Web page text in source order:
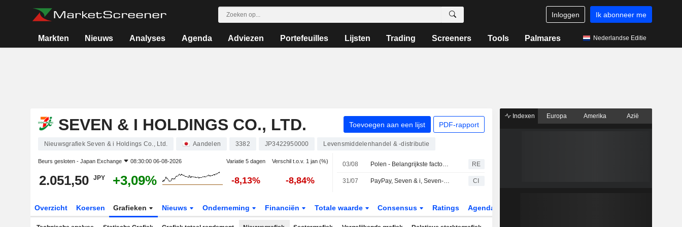
Inloggen Ik abonneer me
Markten Nieuws Analyses Agenda Adviezen Portefeuilles Lijsten Trading Screeners Tools Palmares Nederlandse Editie
SEVEN & I HOLDINGS CO., LTD. Toevoegen aan een lijst PDF-rapport
Nieuwsgrafiek Seven & i Holdings Co., Ltd. Aandelen 3382 JP3422950000 Levensmiddelenhandel & -distributie
Beurs gesloten - Japan Exchange 08:30:00 06-08-2026 Variatie 5 dagen Verschil t.o.v. 1 jan (%)
2.051,50 JPY +3,09% -8,13% -8,84%
03/08 Polen - Belangrijkste factoren om op te letten op 3 augustus RE
31/07 PayPay, Seven & i, Seven-Eleven Japan, Softbank en Ly Corporation sluiten strategische alliantie voor digitale innovatie in Japanse retail CI
Overzicht Koersen Grafieken Nieuws Onderneming Financiën Totale waarde Consensus Ratings Agenda
Indexen Europa Amerika Azië